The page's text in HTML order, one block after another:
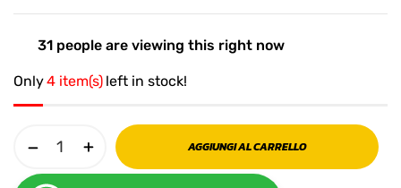
31 people are viewing this right now
Only4 item(s) left in stock!
AGGIUNGI AL CARRELLO